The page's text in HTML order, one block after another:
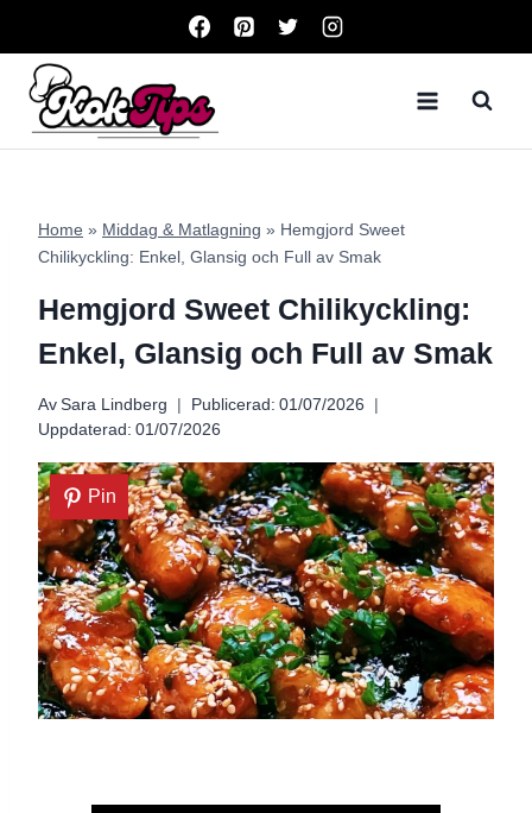
content
Home » Middag & Matlagning » Hemgjord Sweet
Chilikyckling: Enkel, Glansig och Full av Smak
Hemgjord Sweet Chilikyckling:
Enkel, Glansig och Full av Smak
Av Sara Lindberg Publicerad: 01/07/2026
Uppdaterad: 01/07/2026
Pin